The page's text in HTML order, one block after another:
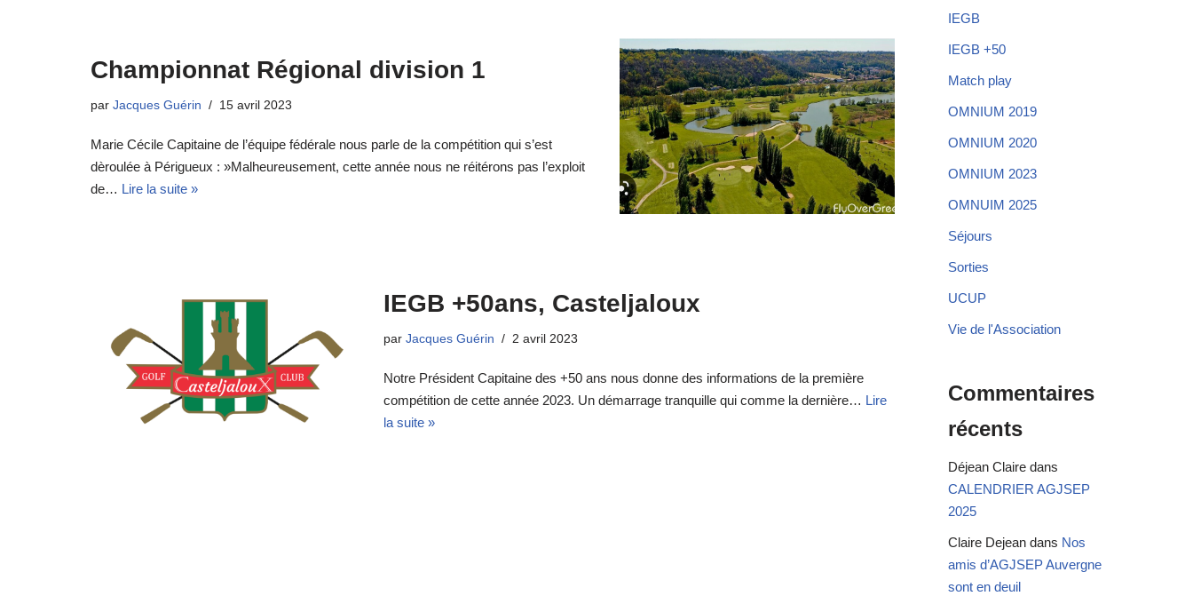
Championnat Régional division 1
par Jacques Guérin 15 avril 2023
Marie Cécile Capitaine de l’équipe fédérale nous parle de la compétition qui s’est
dèroulée à Périgueux : »Malheureusement, cette année nous ne réitérons pas l’exploit
de… Lire la suite »
IEGB +50ans, Casteljaloux
parJacques Guérin 2 avril 2023
Notre Président Capitaine des +50 ans nous donne des informations de la première
compétition de cette année 2023. Un démarrage tranquille qui comme la dernière… Lire
la suite »
IEGB
IEGB +50
Match play
OMNIUM 2019
OMNIUM 2020
OMNIUM 2023
OMNUIM 2025
Séjours
Sorties
UCUP
Vie de l'Association
Commentaires
récents
Déjean Claire dans
CALENDRIER AGJSEP
2025
Claire Dejean dans Nos
amis d’AGJSEP Auvergne
sont en deuil